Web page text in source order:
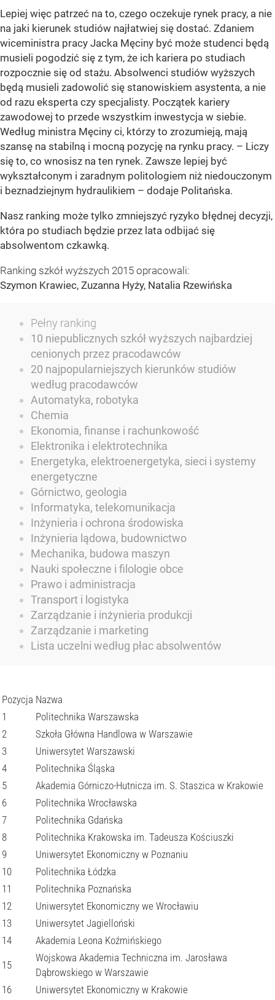
Lepiej więc patrzeć na to, czego oczekuje rynek pracy, a nie
na jaki kierunek studiów najłatwiej się dostać. Zdaniem
wiceministra pracy Jacka Męciny być może studenci będą
musieli pogodzić się z tym, że ich kariera po studiach
rozpocznie się od stażu. Absolwenci studiów wyższych
będą musieli zadowolić się stanowiskiem asystenta, a nie
od razu eksperta czy specjalisty. Początek kariery
zawodowej to przede wszystkim inwestycja w siebie.
Według ministra Męciny ci, którzy to zrozumieją, mają
szansę na stabilną i mocną pozycję na rynku pracy. – Liczy
się to, co wnosisz na ten rynek. Zawsze lepiej być
wykształconym i zaradnym politologiem niż niedouczonym
i beznadziejnym hydraulikiem – dodaje Politańska.
Nasz ranking może tylko zmniejszyć ryzyko błędnej decyzji,
która po studiach będzie przez lata odbijać się
absolwentom czkawką.
Ranking szkół wyższych 2015 opracowali:
Szymon Krawiec, Zuzanna Hyży, Natalia Rzewińska
Pełny ranking
10 niepublicznych szkół wyższych najbardziej
cenionych przez pracodawców
20 najpopularniejszych kierunków studiów
według pracodawców
Automatyka, robotyka
Chemia
Ekonomia, finanse i rachunkowość
Elektronika i elektrotechnika
Energetyka, elektroenergetyka, sieci i systemy
energetyczne
Górnictwo, geologia
Informatyka, telekomunikacja
Inżynieria i ochrona środowiska
Inżynieria lądowa, budownictwo
Mechanika, budowa maszyn
Nauki społeczne i filologie obce
Prawo i administracja
Transport i logistyka
Zarządzanie i inżynieria produkcji
Zarządzanie i marketing
Lista uczelni według płac absolwentów
Pozycja Nazwa
1
Politechnika Warszawska
2
Szkoła Główna Handlowa w Warszawie
3
Uniwersytet Warszawski
4
Politechnika Śląska
5
Akademia Górniczo-Hutnicza im. S. Staszica w Krakowie
6
Politechnika Wrocławska
7
Politechnika Gdańska
8
Politechnika Krakowska im. Tadeusza Kościuszki
9
Uniwersytet Ekonomiczny w Poznaniu
10
Politechnika Łódzka
11
Politechnika Poznańska
12
Uniwersytet Ekonomiczny we Wrocławiu
13
Uniwersytet Jagielloński
14
Akademia Leona Koźmińskiego
15
Wojskowa Akademia Techniczna im. Jarosława
Dąbrowskiego w Warszawie
16
Uniwersytet Ekonomiczny w Krakowie